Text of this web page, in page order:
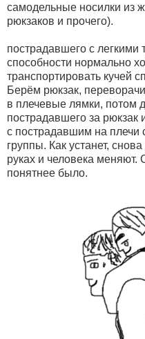
самодельные носилки из
рюкзаков и прочего).
пострадавшего с легкими
способности нормально
транспортировать кучей
Берём рюкзак,
в плечевые лямки, потом
пострадавшего за рюкзак
с пострадавшим на плечи
группы. Как устанет,
руках и человека меняют.
понятнее было.